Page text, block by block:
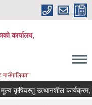
कार्यालय,
गाउँपालिका"
उत्थानशील कार्यक्रम,